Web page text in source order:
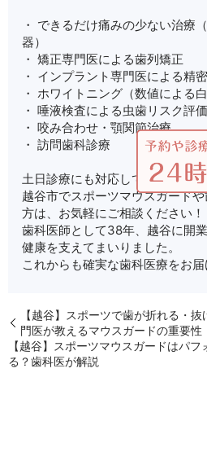
・ できるだけ痛みの少ない治療
器）
・ 矯正専門医による歯列矯正
・ インプラント専門医による精
・ ホワイトニング（数値による
・ 唾液検査による虫歯リスク評価
・ 咬み合わせ・顎関節治療
・ 訪問歯科診療
土日診療にも対応しております。
越谷市でスポーツマウスガード
方は、お気軽にご相談ください！
歯科医師として38年、越谷に開
健康を支えてまいりました。
これからも確実な歯科医療をお届
【越谷】スポーツで歯が折れる・
門医が教えるマウスガードの重要性
【越谷】スポーツマウスガードはパ
る？歯科医が解説